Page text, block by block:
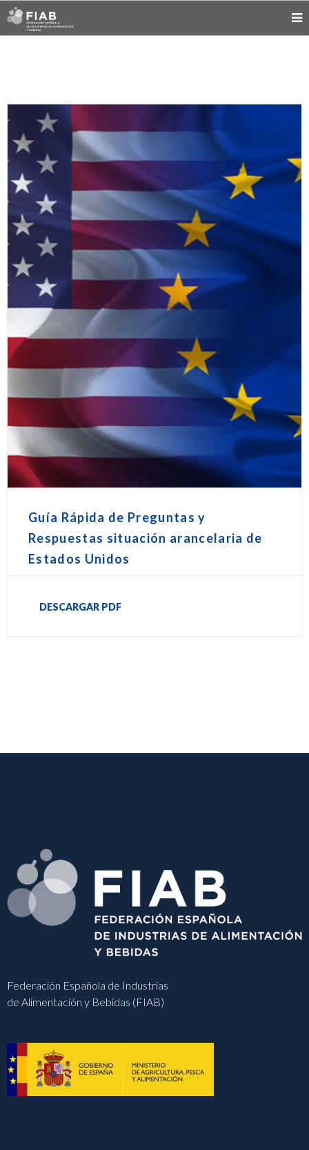
Guía Rápida de Preguntas y
Respuestas situación arancelaria de
Estados Unidos
DESCARGAR PDF
Federación Española de Industrias
de Alimentación y Bebidas (FIAB)